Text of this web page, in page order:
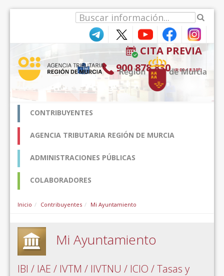
CITA PREVIA
900 878 830 (9:00-18:30*)
CONTRIBUYENTES
AGENCIA TRIBUTARIA REGIÓN DE MURCIA
ADMINISTRACIONES PÚBLICAS
COLABORADORES
Inicio Contribuyentes Mi Ayuntamiento
Mi Ayuntamiento
IBI / IAE / IVTM / IIVTNU / ICIO / Tasas y